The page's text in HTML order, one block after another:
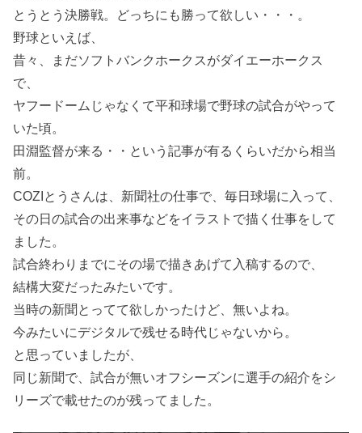
とうとう決勝戦。どっちにも勝って欲しい・・・。
野球といえば、
昔々、まだソフトバンクホークスがダイエーホークス
で、
ヤフードームじゃなくて平和球場で野球の試合がやって
いた頃。
田淵監督が来る・・という記事が有るくらいだから相当
前。
COZIとうさんは、新聞社の仕事で、毎日球場に入って、
その日の試合の出来事などをイラストで描く仕事をして
ました。
試合終わりまでにその場で描きあげて入稿するので、
結構大変だったみたいです。
当時の新聞とってて欲しかったけど、無いよね。
今みたいにデジタルで残せる時代じゃないから。
と思っていましたが、
同じ新聞で、試合が無いオフシーズンに選手の紹介をシ
リーズで載せたのが残ってました。